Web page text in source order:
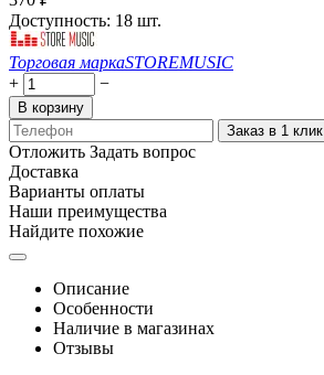
Доступность: 18 шт.
Торговая маркаSTOREMUSIC
+
−
В корзину
Заказ в 1 клик
Отложить Задать вопрос
Доставка
Варианты оплаты
Наши преимущества
Найдите похожие
Описание
Особенности
Наличие в магазинах
Отзывы